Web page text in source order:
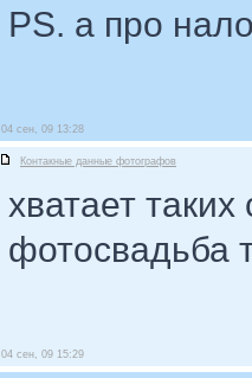
PS. а про
04 сен, 09 13:28
Контакные данные фотографов
хватает таких
фотосвадьба
04 сен, 09 15:29